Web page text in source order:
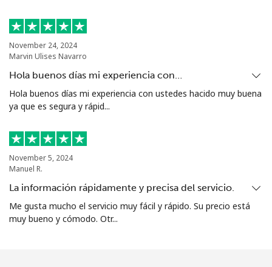
November 24, 2024
Marvin Ulises Navarro
Hola buenos días mi experiencia con…
Hola buenos días mi experiencia con ustedes hacido muy buena
ya que es segura y rápid...
November 5, 2024
Manuel R.
La información rápidamente y precisa del servicio.
Me gusta mucho el servicio muy fácil y rápido. Su precio está
muy bueno y cómodo. Otr...